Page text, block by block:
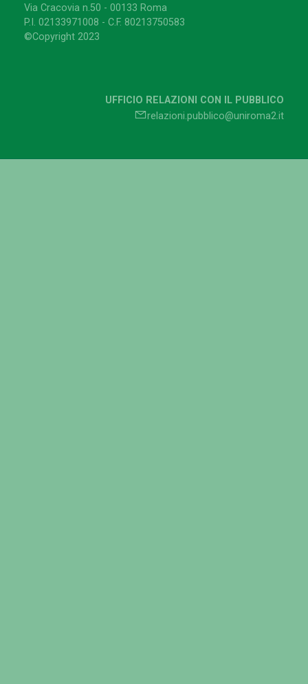
Via Cracovia n.50 - 00133 Roma
P.I. 02133971008 - C.F. 80213750583
©Copyright 2023
UFFICIO RELAZIONI CON IL PUBBLICO
relazioni.pubblico@uniroma2.it